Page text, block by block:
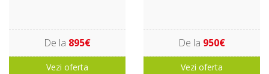
De la 895€
Vezi oferta
De la 950€
Vezi oferta